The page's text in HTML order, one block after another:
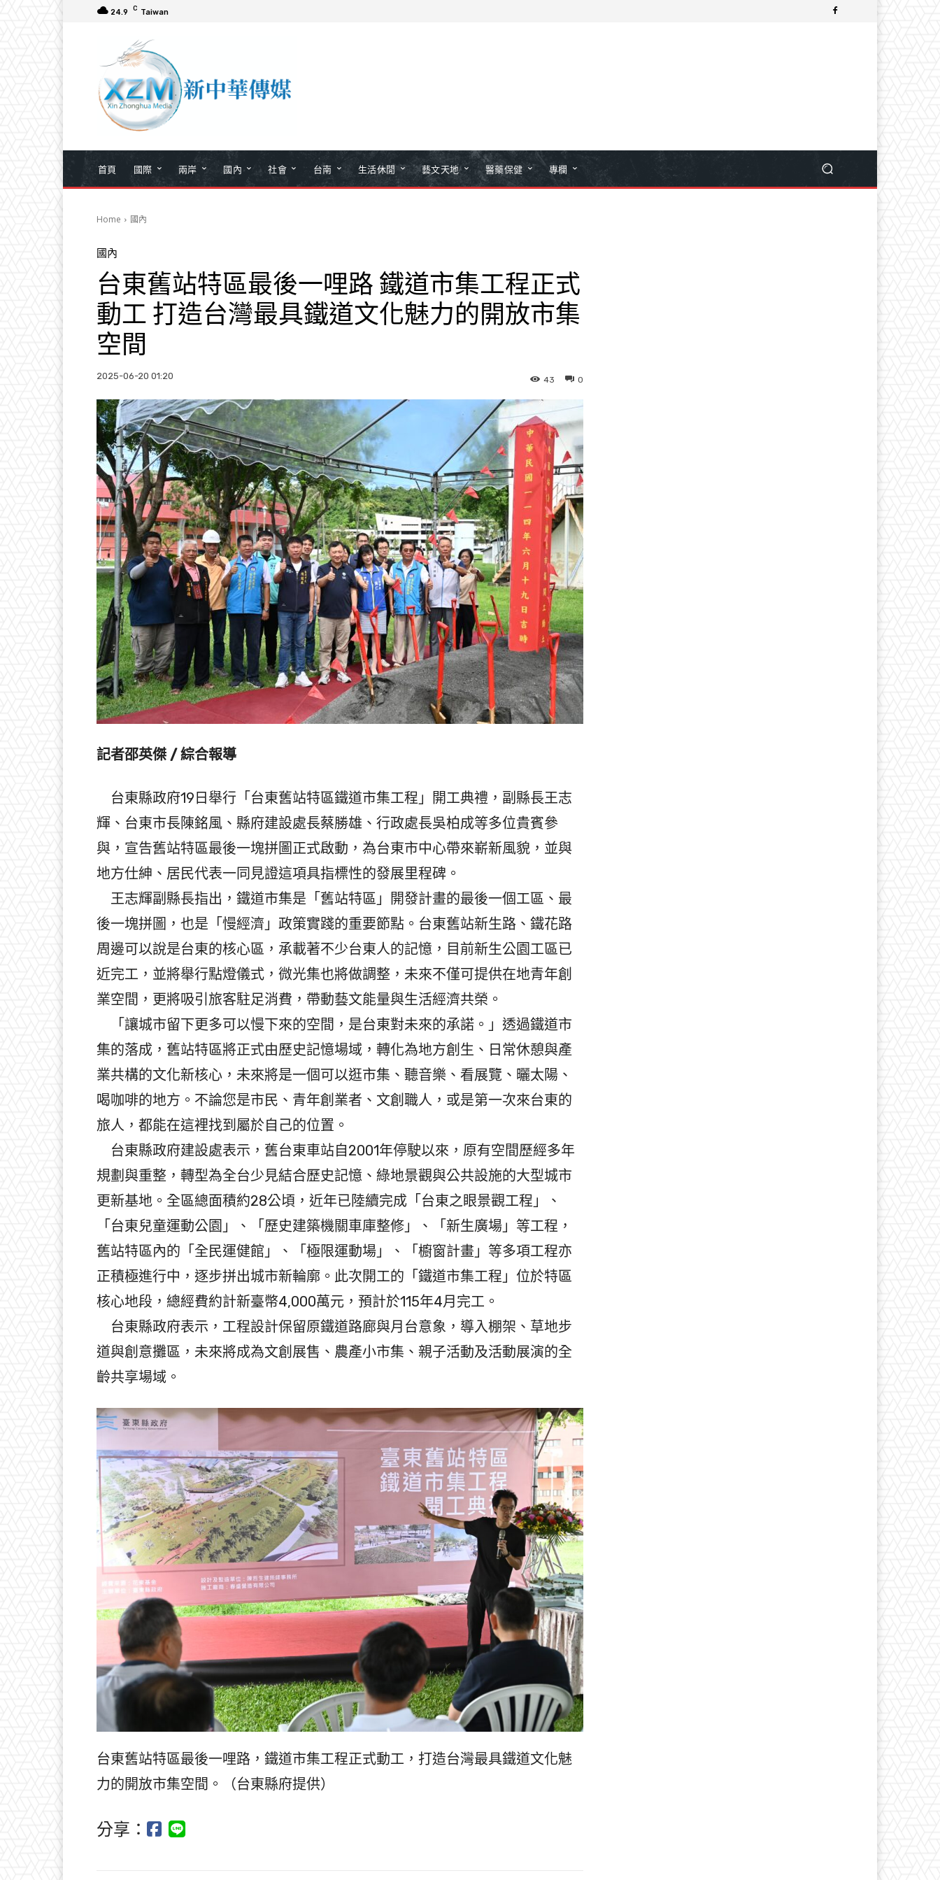
24.9 C Taiwan
首頁 國際 兩岸 國內 社會 台南 生活休閒 藝文天地 醫藥保健 專欄
Home 國內
國內
台東舊站特區最後一哩路 鐵道市集工程正式
動工 打造台灣最具鐵道文化魅力的開放市集
空間
2025-06-20 01:20 0
43
記者邵英傑 / 綜合報導
台東縣政府19日舉行「台東舊站特區鐵道市集工程」開工典禮，副縣長王志
輝、台東市長陳銘風、縣府建設處長蔡勝雄、行政處長吳柏成等多位貴賓參
與，宣告舊站特區最後一塊拼圖正式啟動，為台東市中心帶來嶄新風貌，並與
地方仕紳、居民代表一同見證這項具指標性的發展里程碑。
王志輝副縣長指出，鐵道市集是「舊站特區」開發計畫的最後一個工區、最
後一塊拼圖，也是「慢經濟」政策實踐的重要節點。台東舊站新生路、鐵花路
周邊可以說是台東的核心區，承載著不少台東人的記憶，目前新生公園工區已
近完工，並將舉行點燈儀式，微光集也將做調整，未來不僅可提供在地青年創
業空間，更將吸引旅客駐足消費，帶動藝文能量與生活經濟共榮。
「讓城市留下更多可以慢下來的空間，是台東對未來的承諾。」透過鐵道市
集的落成，舊站特區將正式由歷史記憶場域，轉化為地方創生、日常休憩與產
業共構的文化新核心，未來將是一個可以逛市集、聽音樂、看展覽、曬太陽、
喝咖啡的地方。不論您是市民、青年創業者、文創職人，或是第一次來台東的
旅人，都能在這裡找到屬於自己的位置。
台東縣政府建設處表示，舊台東車站自2001年停駛以來，原有空間歷經多年
規劃與重整，轉型為全台少見結合歷史記憶、綠地景觀與公共設施的大型城市
更新基地。全區總面積約28公頃，近年已陸續完成「台東之眼景觀工程」、
「台東兒童運動公園」、「歷史建築機關車庫整修」、「新生廣場」等工程，
舊站特區內的「全民運健館」、「極限運動場」、「櫥窗計畫」等多項工程亦
正積極進行中，逐步拼出城市新輪廓。此次開工的「鐵道市集工程」位於特區
核心地段，總經費約計新臺幣4,000萬元，預計於115年4月完工。
台東縣政府表示，工程設計保留原鐵道路廊與月台意象，導入棚架、草地步
道與創意攤區，未來將成為文創展售、農產小市集、親子活動及活動展演的全
齡共享場域。
台東舊站特區最後一哩路，鐵道市集工程正式動工，打造台灣最具鐵道文化魅
力的開放市集空間。（台東縣府提供）
分享：